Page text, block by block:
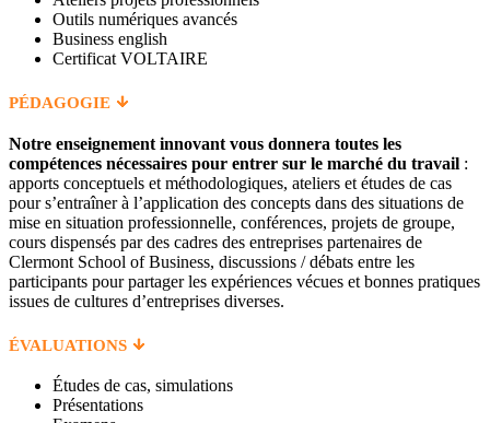
Outils numériques avancés
Business english
Certificat VOLTAIRE
PÉDAGOGIE
Notre enseignement innovant vous donnera toutes les
compétences nécessaires pour entrer sur le marché du travail :
apports conceptuels et méthodologiques, ateliers et études de cas
pour s’entraîner à l’application des concepts dans des situations de
mise en situation professionnelle, conférences, projets de groupe,
cours dispensés par des cadres des entreprises partenaires de
Clermont School of Business, discussions / débats entre les
participants pour partager les expériences vécues et bonnes pratiques
issues de cultures d’entreprises diverses.
ÉVALUATIONS
Études de cas, simulations
Présentations